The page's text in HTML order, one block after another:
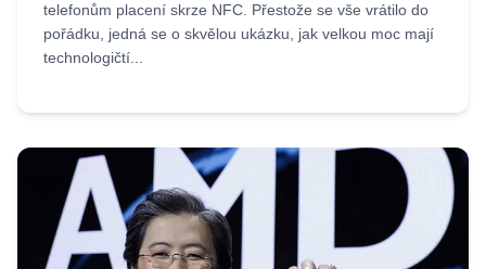
telefonům placení skrze NFC. Přestože se vše vrátilo do
pořádku, jedná se o skvělou ukázku, jak velkou moc mají
technologičtí...